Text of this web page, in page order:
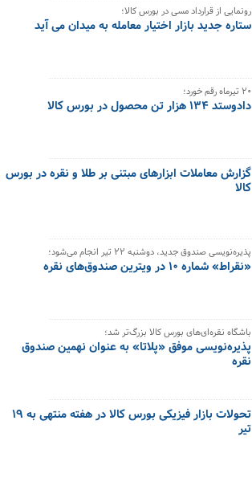
رونمایی از قرارداد مسی در بورس کالا؛
ستاره جدید بازار اختیار معامله به میدان می آید
۲۰ تیرماه رقم خورد؛
دادوستد ۱۳۴ هزار تن محصول در بورس کالا
گزارش معاملات ابزارهای مبتنی بر طلا و نقره در بورس
کالا
پذیره‌نویسی صندوق جدید، دوشنبه ۲۲ تیر انجام می‌شود؛
«نقراط» شماره ۱۰ در ویترین صندوق‌های نقره
باشگاه نقره‌ای‌های بورس کالا بزرگ‌تر شد؛
پذیره‌نویسی موفق «پلاتا» به عنوان نهمین صندوق
نقره
تحولات بازار فیزیکی بورس کالا در هفته منتهی به ۱۹
تیر